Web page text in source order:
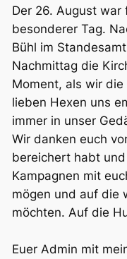
Der 26. August war
besonderer Tag.
Bühl im
Nachmittag die
Moment, als wir
lieben Hexen uns
immer in unser
Wir danken euch
bereichert habt
Kampagnen mit
mögen und auf die
möchten. Auf die
Euer Admin mit